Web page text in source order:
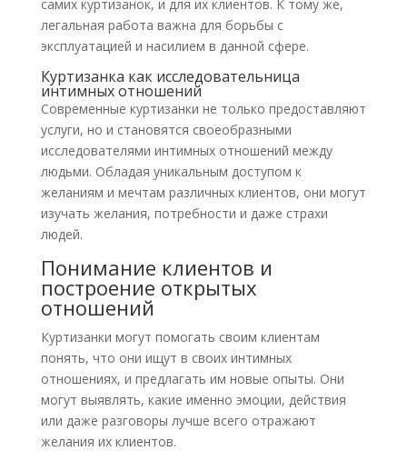
самих куртизанок, и для их клиентов. К тому же,
легальная работа важна для борьбы с
эксплуатацией и насилием в данной сфере.
Куртизанка как исследовательница
интимных отношений
Современные куртизанки не только предоставляют
услуги, но и становятся своеобразными
исследователями интимных отношений между
людьми. Обладая уникальным доступом к
желаниям и мечтам различных клиентов, они могут
изучать желания, потребности и даже страхи
людей.
Понимание клиентов и
построение открытых
отношений
Куртизанки могут помогать своим клиентам
понять, что они ищут в своих интимных
отношениях, и предлагать им новые опыты. Они
могут выявлять, какие именно эмоции, действия
или даже разговоры лучше всего отражают
желания их клиентов.